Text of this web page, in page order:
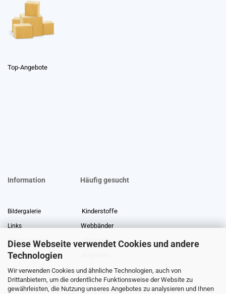
Diese Webseite verwendet Cookies und andere
Technologien
Wir verwenden Cookies und ähnliche Technologien, auch von
Drittanbietern, um die ordentliche Funktionsweise der Website zu
gewährleisten, die Nutzung unseres Angebotes zu analysieren und Ihnen
Top-Angebote
Information Häufig gesucht
Bildergalerie Kinderstoffe
Links Webbänder
Stoffe Lexikon Stoffreste
Über uns
Gewerberabatt Meterware
Stoffe auf Rechnung